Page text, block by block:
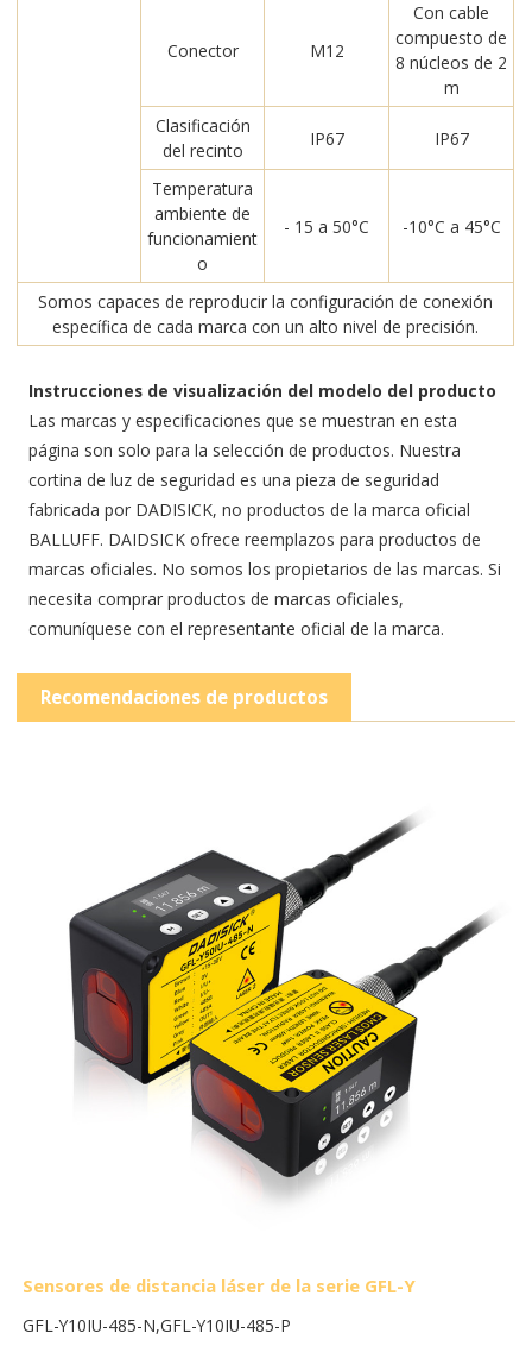
Conector M12
Con cable
compuesto de
8 núcleos de 2
m
Clasificación
del recinto
IP67 IP67
Temperatura
ambiente de
funcionamient
o
- 15 a 50°C -10°C a 45°C
Somos capaces de reproducir la configuración de conexión
específica de cada marca con un alto nivel de precisión.
Instrucciones de visualización del modelo del producto
Las marcas y especificaciones que se muestran en esta
página son solo para la selección de productos. Nuestra
cortina de luz de seguridad es una pieza de seguridad
fabricada por DADISICK, no productos de la marca oficial
BALLUFF. DAIDSICK ofrece reemplazos para productos de
marcas oficiales. No somos los propietarios de las marcas. Si
necesita comprar productos de marcas oficiales,
comuníquese con el representante oficial de la marca.
Recomendaciones de productos
Sensores de distancia láser de la serie GFL-Y
GFL-Y10IU-485-N,GFL-Y10IU-485-P